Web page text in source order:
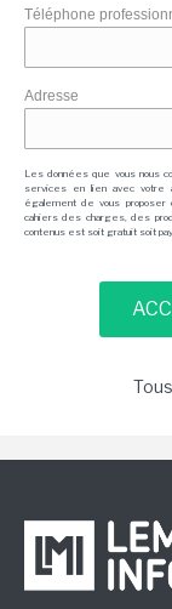
Téléphone
Adresse
Les données que vous nous
services en lien avec votre
également de vous
cahiers des charges, des
contenus est soit gratuit soit